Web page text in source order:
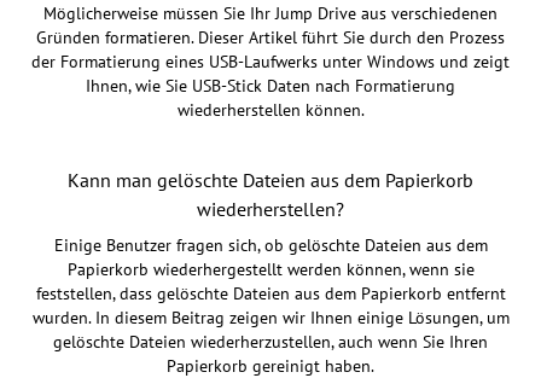
Möglicherweise müssen Sie Ihr Jump Drive aus verschiedenen
Gründen formatieren. Dieser Artikel führt Sie durch den Prozess
der Formatierung eines USB-Laufwerks unter Windows und zeigt
Ihnen, wie Sie USB-Stick Daten nach Formatierung
wiederherstellen können.
Kann man gelöschte Dateien aus dem Papierkorb
wiederherstellen?
Einige Benutzer fragen sich, ob gelöschte Dateien aus dem
Papierkorb wiederhergestellt werden können, wenn sie
feststellen, dass gelöschte Dateien aus dem Papierkorb entfernt
wurden. In diesem Beitrag zeigen wir Ihnen einige Lösungen, um
gelöschte Dateien wiederherzustellen, auch wenn Sie Ihren
Papierkorb gereinigt haben.